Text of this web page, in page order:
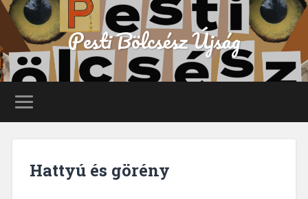
Pesti Bölcsész Újság
Hattyú és görény